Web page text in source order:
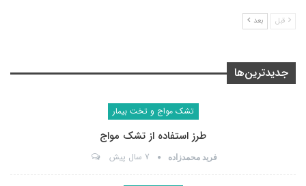
قبل بعد
جدیدترین‌ها
تشک مواج و تخت بیمار
طرز استفاده از تشک مواج
فرید محمدزاده 7 سال پیش